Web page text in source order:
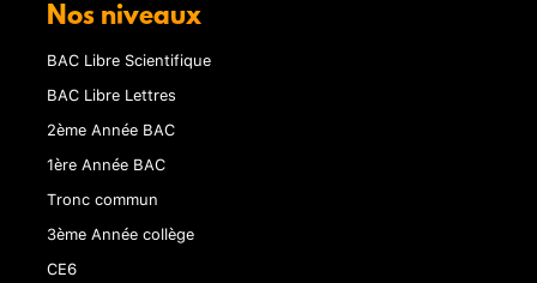
Nos niveaux
BAC Libre Scientifique
BAC Libre Lettres
2ème Année BAC
1ère Année BAC
Tronc commun
3ème Année collège
CE6